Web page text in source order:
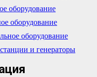
оборудование
оборудование
оборудование
и генераторы